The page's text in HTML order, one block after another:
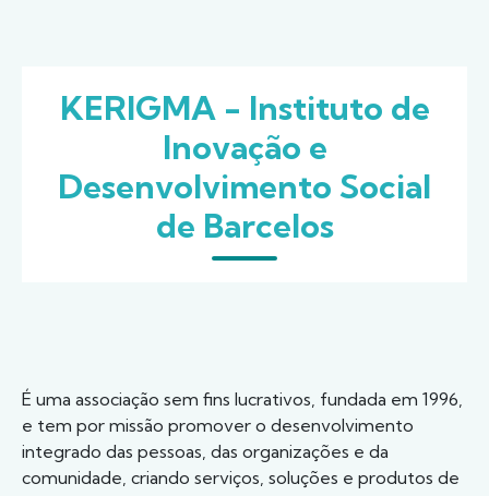
KERIGMA - Instituto de
Inovação e
Desenvolvimento Social
de Barcelos
É uma associação sem fins lucrativos, fundada em 1996,
e tem por missão promover o desenvolvimento
integrado das pessoas, das organizações e da
comunidade, criando serviços, soluções e produtos de